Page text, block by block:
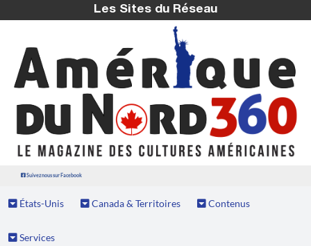
Les Sites du Réseau
Suivez nous sur Facebook
États-Unis Canada & Territoires Contenus
Services